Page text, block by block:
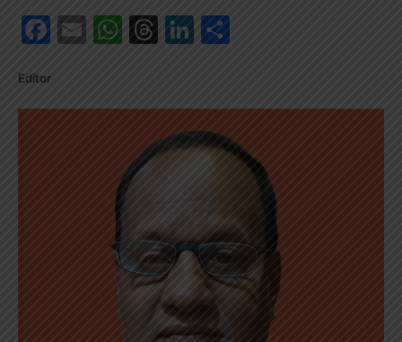
Facebook
EmailWhatsApp
Threads
LinkedIn
Editor